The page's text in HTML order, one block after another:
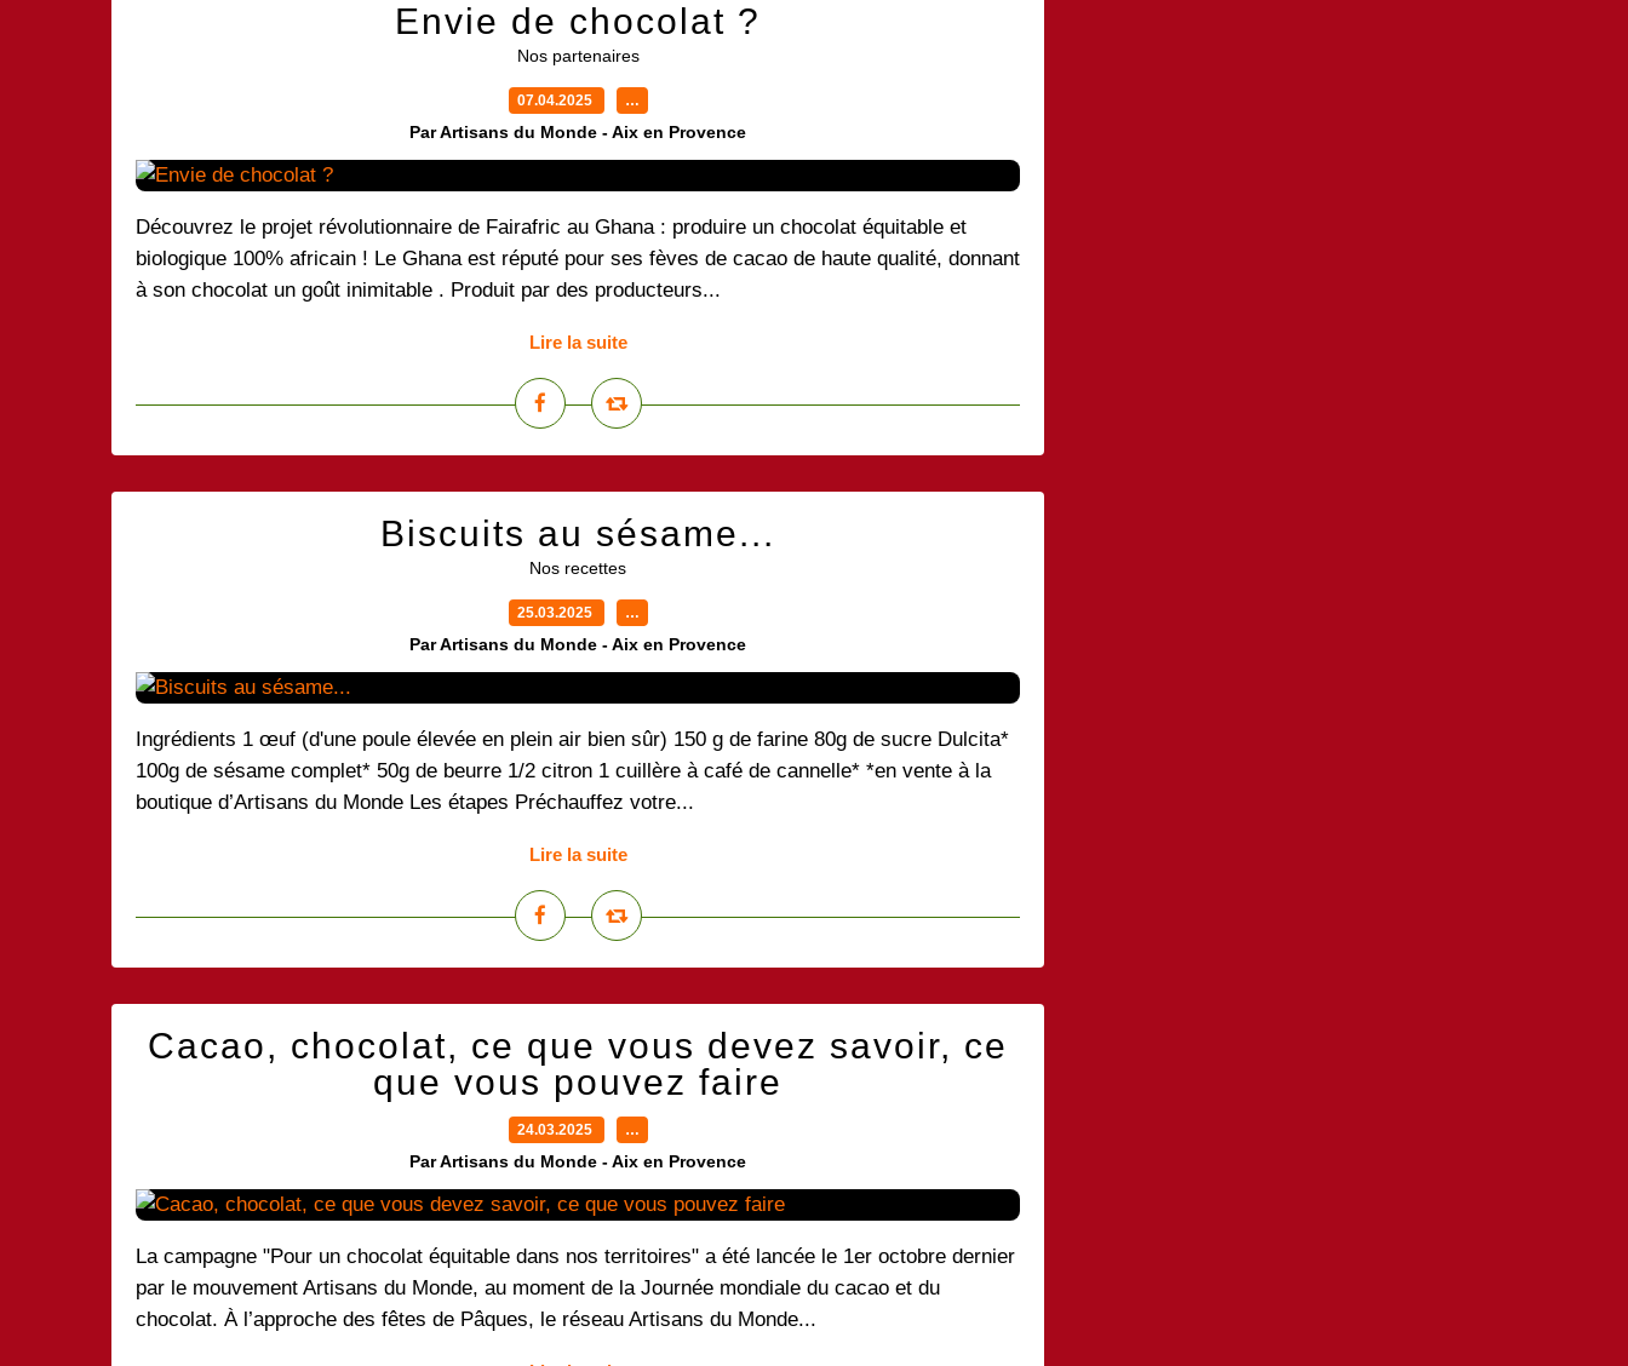
Envie de chocolat ?
Nos partenaires
07.04.2025 …
Par Artisans du Monde - Aix en Provence
Découvrez le projet révolutionnaire de Fairafric au Ghana : produire un chocolat équitable et
biologique 100% africain ! Le Ghana est réputé pour ses fèves de cacao de haute qualité, donnant
à son chocolat un goût inimitable . Produit par des producteurs...
Lire la suite
Biscuits au sésame...
Nos recettes
25.03.2025 …
Par Artisans du Monde - Aix en Provence
Ingrédients 1 œuf (d'une poule élevée en plein air bien sûr) 150 g de farine 80g de sucre Dulcita*
100g de sésame complet* 50g de beurre 1/2 citron 1 cuillère à café de cannelle* *en vente à la
boutique d’Artisans du Monde Les étapes Préchauffez votre...
Lire la suite
Cacao, chocolat, ce que vous devez savoir, ce
que vous pouvez faire
24.03.2025 …
Par Artisans du Monde - Aix en Provence
La campagne "Pour un chocolat équitable dans nos territoires" a été lancée le 1er octobre dernier
par le mouvement Artisans du Monde, au moment de la Journée mondiale du cacao et du
chocolat. À l’approche des fêtes de Pâques, le réseau Artisans du Monde...